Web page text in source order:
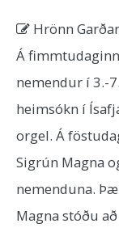
Hrönn
Á
nemendur í 3.-
heimsókn í
orgel. Á
Sigrún Magna
nemenduna.
Magna stóðu